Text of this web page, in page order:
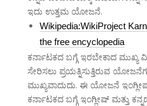
ಇದು ಉತ್ತಮ ಯೋಜನೆ.
Wikipedia:WikiProject
the free encyclopedia
ಕರ್ನಾಟಕದ ಬಗ್ಗೆ ಇರಬೇಕಾದ
ಸೇರಿಸಲು ಪ್ರಯತ್ನಿಸುತ್ತಿರುವ
ಮುಖ್ಯವಾದುದು. ಈ ಯೋಜನೆ
ಕರ್ನಾಟಕದ ಬಗ್ಗೆ ಇಂಗ್ಲೀಷ್ ಮತ್ತು